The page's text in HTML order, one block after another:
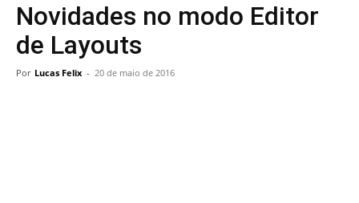
Novidades no modo Editor
de Layouts
Por Lucas Felix - 20 de maio de 2016